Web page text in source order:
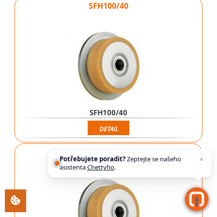
SFH100/40
SFH100/40
DETAIL
Potřebujete poradit?Zeptejte se našeho
asistentaChettyho.